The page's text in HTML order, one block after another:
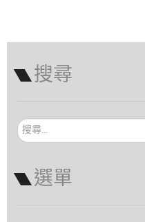
搜尋
搜
尋...
選單